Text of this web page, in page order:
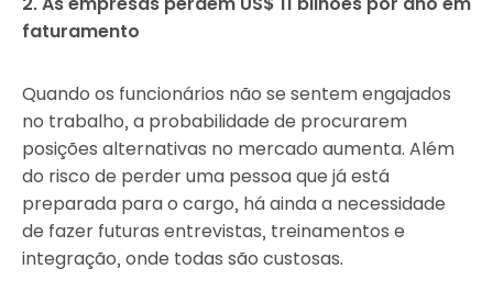
faturamento
Quando os funcionários não se sentem engajados
no trabalho, a probabilidade de procurarem
posições alternativas no mercado aumenta. Além
do risco de perder uma pessoa que já está
preparada para o cargo, há ainda a necessidade
de fazer futuras entrevistas, treinamentos e
integração, onde todas são custosas.